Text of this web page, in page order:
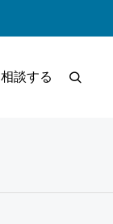
相談する